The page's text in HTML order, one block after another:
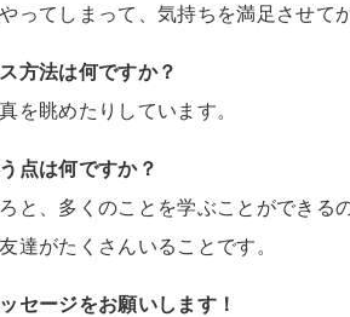
ってしまって、気持ちを満足させて
方法は何ですか？
を眺めたりしています。
点は何ですか？
と、多くのことを学ぶことができる
達がたくさんいることです。
セージをお願いします！